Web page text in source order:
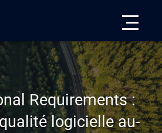
Requirements :
logicielle au-